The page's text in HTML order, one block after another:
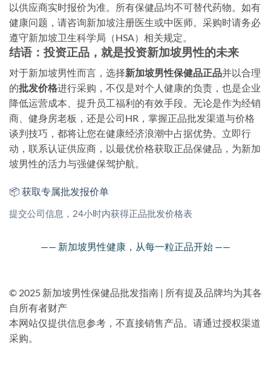
以供应商实时报价为准。所有保健品均不可替代药物。如有
健康问题，请咨询新加坡注册医生或中医师。采购时请务必
遵守新加坡卫生科学局（HSA）相关规定。
结语：投资正品，就是投资新加坡男性的未来
对于新加坡男性而言，选择新加坡男性保健品正品并以合理
的批发价格进行采购，不仅是对个人健康的负责，也是企业
降低运营成本、提升员工福利的有效手段。无论是作为经销
商、健身房老板，还是公司HR，掌握正品批发渠道与价格
谈判技巧，都将让您在健康经济浪潮中占据优势。立即行
动，联系认证供应商，以最优价格获取正品保健品，为新加
坡男性的活力与强健保驾护航。
📦 获取专属批发报价单
提交公司信息，24小时内获得正品批发价格表
—— 新加坡男性健康，从每一粒正品开始 ——
© 2025 新加坡男性保健品批发指南 | 所有提及品牌均为其各
自所有者财产
本网站仅提供信息参考，不直接销售产品。请通过授权渠道
采购。